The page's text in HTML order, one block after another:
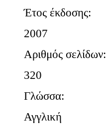
Έτος έκδοσης:
2007
Αριθμός σελίδων:
320
Γλώσσα:
Αγγλική